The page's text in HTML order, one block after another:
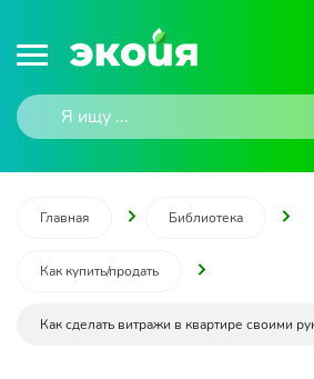
Главная Библиотека
Как купить/продать
Как сделать витражи в квартире своими